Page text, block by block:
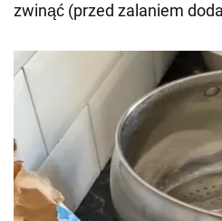
zwinąć (przed zalaniem